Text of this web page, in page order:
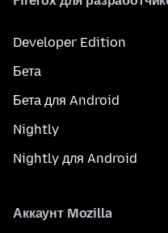
Developer Edition
Бета
Бета для Android
Nightly
Nightly для Android
Аккаунт Mozilla